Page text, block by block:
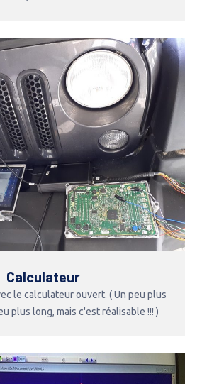
Calculateur
le calculateur ouvert. ( Un peu plus
plus long, mais c'est réalisable !!! )